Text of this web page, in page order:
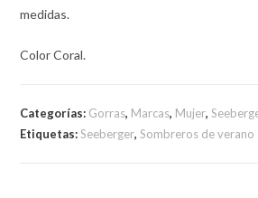
medidas.
Color Coral.
Categorías: Gorras, Marcas, Mujer,
Etiquetas:Seeberger,Sombreros de verano